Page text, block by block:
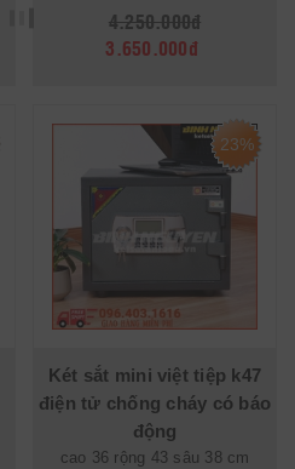
4.250.000đ
3.650.000đ
23%
Két sắt mini việt tiệp k47
điện tử chống cháy có báo
động
cao 36 rộng 43 sâu 38 cm